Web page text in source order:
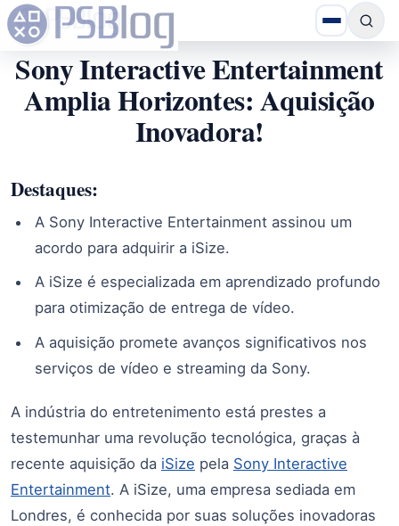
Sony Interactive Entertainment
Amplia Horizontes: Aquisição
Inovadora!
Destaques:
A Sony Interactive Entertainment assinou um
acordo para adquirir a iSize.
A iSize é especializada em aprendizado profundo
para otimização de entrega de vídeo.
A aquisição promete avanços significativos nos
serviços de vídeo e streaming da Sony.
A indústria do entretenimento está prestes a
testemunhar uma revolução tecnológica, graças à
recente aquisição da iSize pela Sony Interactive
Entertainment. A iSize, uma empresa sediada em
Londres, é conhecida por suas soluções inovadoras